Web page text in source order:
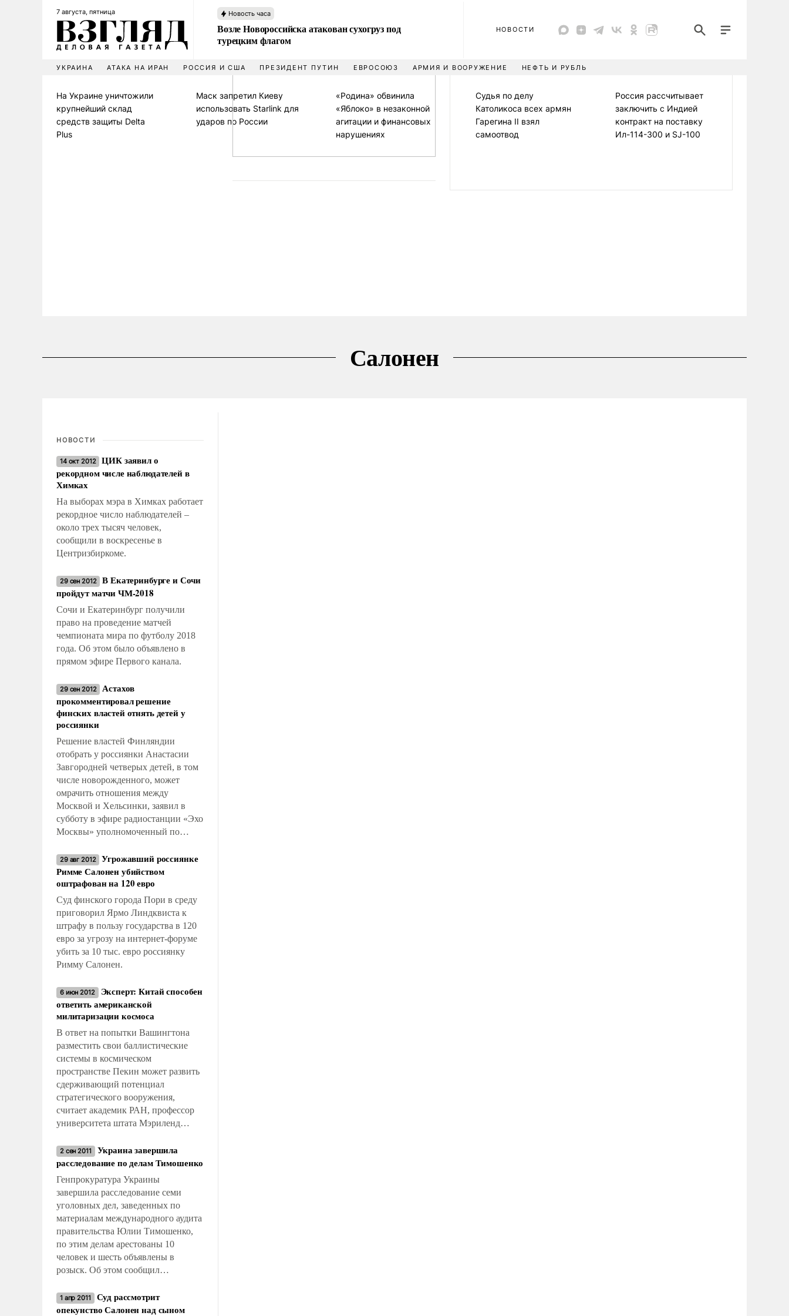
7 августа, пятница Новость часа
Возле Новороссийска атакован сухогруз под
турецким флагом
НОВОСТИ
УКРАИНА АТАКА НА ИРАН РОССИЯ И США ПРЕЗИДЕНТ ПУТИН ЕВРОСОЮЗ АРМИЯ И ВООРУЖЕНИЕ НЕФТЬ И РУБЛЬ
На Украине уничтожили
крупнейший склад
средств защиты Delta
Plus
Маск запретил Киеву
использовать Starlink для
ударов по России
«Родина» обвинила
«Яблоко» в незаконной
агитации и финансовых
нарушениях
Судья по делу
Католикоса всех армян
Гарегина II взял
самоотвод
Россия рассчитывает
заключить с Индией
контракт на поставку
Ил-114-300 и SJ-100
Салонен
НОВОСТИ
14 окт 2012
ЦИК заявил о
рекордном числе наблюдателей в
Химках
На выборах мэра в Химках работает
рекордное число наблюдателей –
около трех тысяч человек,
сообщили в воскресенье в
Центризбиркоме.
29 сен 2012
В Екатеринбурге и Сочи
пройдут матчи ЧМ-2018
Сочи и Екатеринбург получили
право на проведение матчей
чемпионата мира по футболу 2018
года. Об этом было объявлено в
прямом эфире Первого канала.
29 сен 2012
Астахов
прокомментировал решение
финских властей отнять детей у
россиянки
Решение властей Финляндии
отобрать у россиянки Анастасии
Завгородней четверых детей, в том
числе новорожденного, может
омрачить отношения между
Москвой и Хельсинки, заявил в
субботу в эфире радиостанции «Эхо
Москвы» уполномоченный по
Астахов.
29 авг 2012
Угрожавший россиянке
Римме Салонен убийством
оштрафован на 120 евро
Суд финского города Пори в среду
приговорил Ярмо Линдквиста к
штрафу в пользу государства в 120
евро за угрозу на интернет-форуме
убить за 10 тыс. евро россиянку
Римму Салонен.
6 июн 2012
Эксперт: Китай способен
ответить американской
милитаризации космоса
В ответ на попытки Вашингтона
разместить свои баллистические
системы в космическом
пространстве Пекин может развить
сдерживающий потенциал
стратегического вооружения,
считает академик РАН, профессор
университета штата Мэриленд
2 сен 2011
Украина завершила
расследование по делам Тимошенко
Генпрокуратура Украины
завершила расследование семи
уголовных дел, заведенных по
материалам международного аудита
правительства Юлии Тимошенко,
по этим делам арестованы 10
человек и шесть объявлены в
розыск. Об этом сообщил
журналистам в Донецке, пишет
«Комсомольская правда в Украине».
1 апр 2011
Суд рассмотрит
опекунство Салонен над сыном